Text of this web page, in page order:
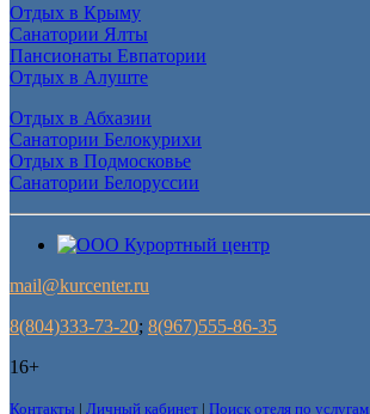
Отдых в Крыму
Санатории Ялты
Пансионаты Евпатории
Отдых в Алуште
Отдых в Абхазии
Санатории Белокурихи
Отдых в Подмосковье
Санатории Белоруссии
mail@kurcenter.ru
8(804)333-73-20; 8(967)555-86-35
16+
Контакты | Личный кабинет | Поиск отеля по услугам